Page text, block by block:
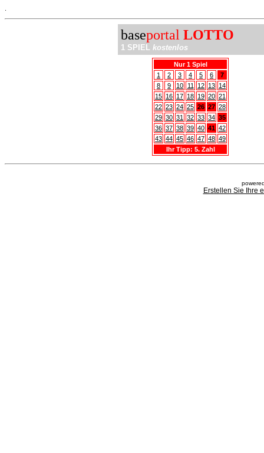
baseportal LOTTO
1 SPIEL kostenlos
Nur 1 Spiel
1
2 3 4 5 6
7
8
9 10 11 12 13 14
15 16 17 18 19 20 21
22 23 24 25 26 27 28
29 30 31 32 33 34 35
36 37 38 39 40 41 42
43 44 45 46 47 48 49
Ihr Tipp: 5. Zahl
Erstellen Sie Ihre